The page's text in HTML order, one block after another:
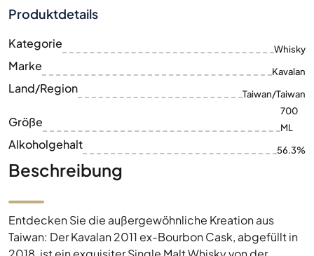
Produktdetails
Kategorie Whisky
Marke Kavalan
Land/Region Taiwan/Taiwan
Größe
700
ML
Alkoholgehalt 56.3%
Beschreibung
Entdecken Sie die außergewöhnliche Kreation aus
Taiwan: Der Kavalan 2011 ex-Bourbon Cask, abgefüllt in